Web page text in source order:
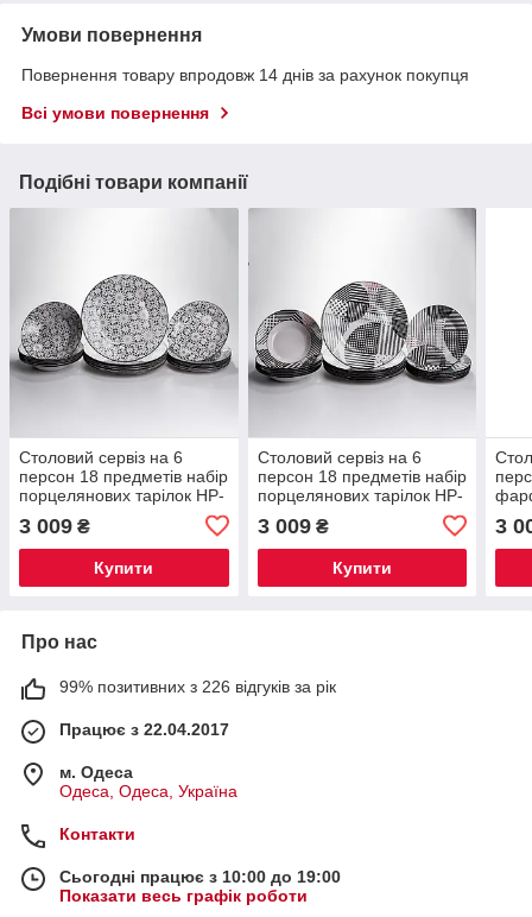
Умови повернення
Повернення товару впродовж 14 днів за рахунок покупця
Всі умови повернення
Подібні товари компанії
Столовий сервіз на 6
персон 18 предметів набір
порцелянових тарілок HP-
3 009 ₴
Купити
Столовий сервіз на 6
персон 18 предметів набір
порцелянових тарілок HP-
3 009₴
Купити
3
Про нас
99% позитивних з 226 відгуків за рік
Працює з 22.04.2017
м. Одеса
Одеса, Одеса, Україна
Контакти
Сьогодні працює з 10:00 до 19:00
Показати весь графік роботи